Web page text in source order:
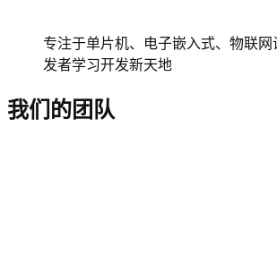
专注于单片机、电子嵌入式、物联
发者学习开发新天地
我们的团队